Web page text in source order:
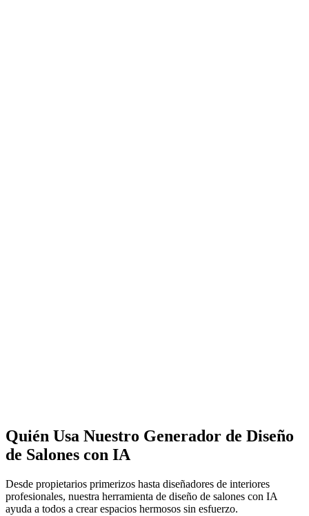
Analizar Mi Habitación
Quién Usa Nuestro Generador de Diseño
de Salones con IA
Desde propietarios primerizos hasta diseñadores de interiores
profesionales, nuestra herramienta de diseño de salones con IA
ayuda a todos a crear espacios hermosos sin esfuerzo.